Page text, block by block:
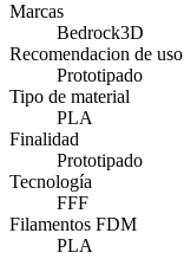
Marcas
Bedrock3D
Recomendacion de uso
Prototipado
Tipo de material
PLA
Finalidad
Prototipado
Tecnología
FFF
Filamentos FDM
PLA